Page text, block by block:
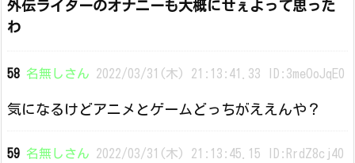
外伝ライターのオナニーも大概にせぇよって思った
わ
58 名無しさん 2022/03/31(木) 21:13:41.33 ID:3meOoJqE0
気になるけどアニメとゲームどっちがええんや？
59 名無しさん 2022/03/31(木) 21:13:45.15 ID:RrdZ8cj40